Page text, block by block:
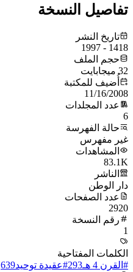
تفاصيل النسخة
تاريخ النشر
1418 - 1997
حجم الملف
32 ميجابايت
أُضيف للمكتبة
11/16/2008
عدد المجلدات
6
حالة الفهرسة
غير مفهرس
المشاهدات
83.1K
الناشر
دار الوطن
عدد الصفحات
2920
رقم النسخة
1
الكلمات المفتاحية
# القرن 4 هـ 293
#عقيدة توحيد639